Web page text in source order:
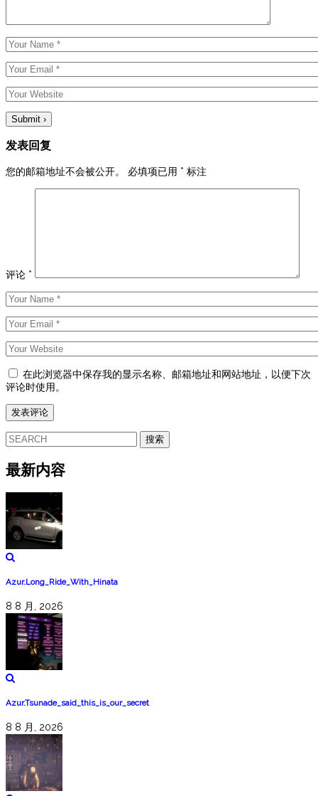
发表回复
您的邮箱地址不会被公开。 必填项已用 * 标注
评论 *
在此浏览器中保存我的显示名称、邮箱地址和网站地址，以便下次
评论时使用。
搜
索：
最新内容
Azur.Long_Ride_With_Hinata
8 8 月, 2026
Azur.Tsunade_said_this_is_our_secret
8 8 月, 2026